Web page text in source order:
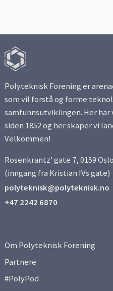
Polyteknisk Forening er
som vil forstå og forme
samfunnsutviklingen. Her har
siden 1852 og her skaper vi
Velkommen!
Rosenkrantz' gate 7, 0159 Oslo
(inngang fra Kristian IVs gate)
polyteknisk@polyteknisk.no
+47 2242 6870
Om Polyteknisk Forening
Partnere
#PolyPod